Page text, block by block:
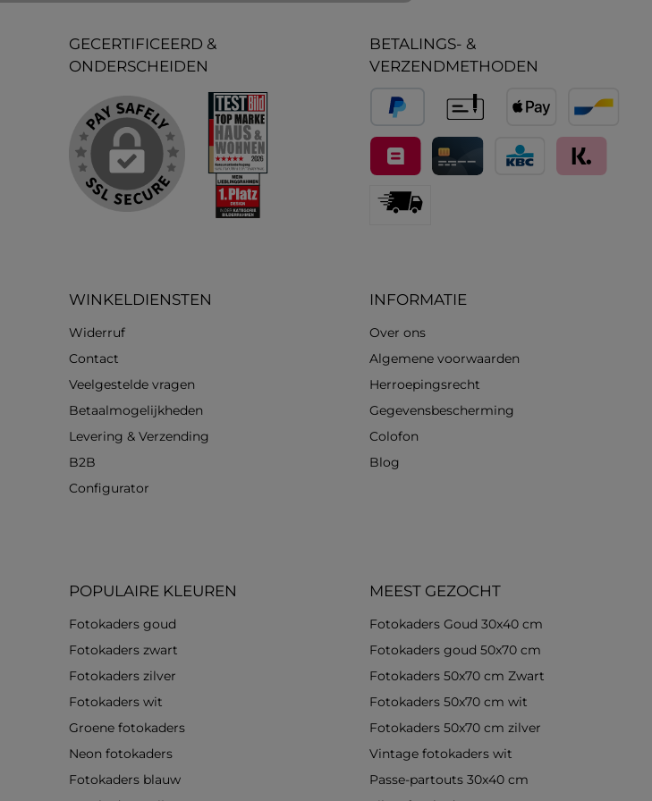
WINKELDIENSTEN
Widerruf
Contact
Veelgestelde vragen
Betaalmogelijkheden
Levering & Verzending
B2B
Configurator
INFORMATIE
Over ons
Algemene voorwaarden
Herroepingsrecht
Gegevensbescherming
Colofon
Blog
POPULAIRE KLEUREN
Fotokaders goud
Fotokaders zwart
Fotokaders zilver
Fotokaders wit
Groene fotokaders
Neon fotokaders
Fotokaders blauw
MEEST GEZOCHT
Fotokaders Goud 30x40 cm
Fotokaders goud 50x70 cm
Fotokaders 50x70 cm Zwart
Fotokaders 50x70 cm wit
Fotokaders 50x70 cm zilver
Vintage fotokaders wit
Passe-partouts 30x40 cm
BETALINGS- &
VERZENDMETHODEN
PayPal Apple PayBancontact
Vooruitbetaling
GECERTIFICEERD &
ONDERSCHEIDEN